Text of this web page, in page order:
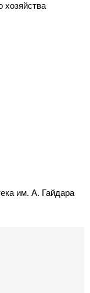
хозяйства
им. А. Гайдара